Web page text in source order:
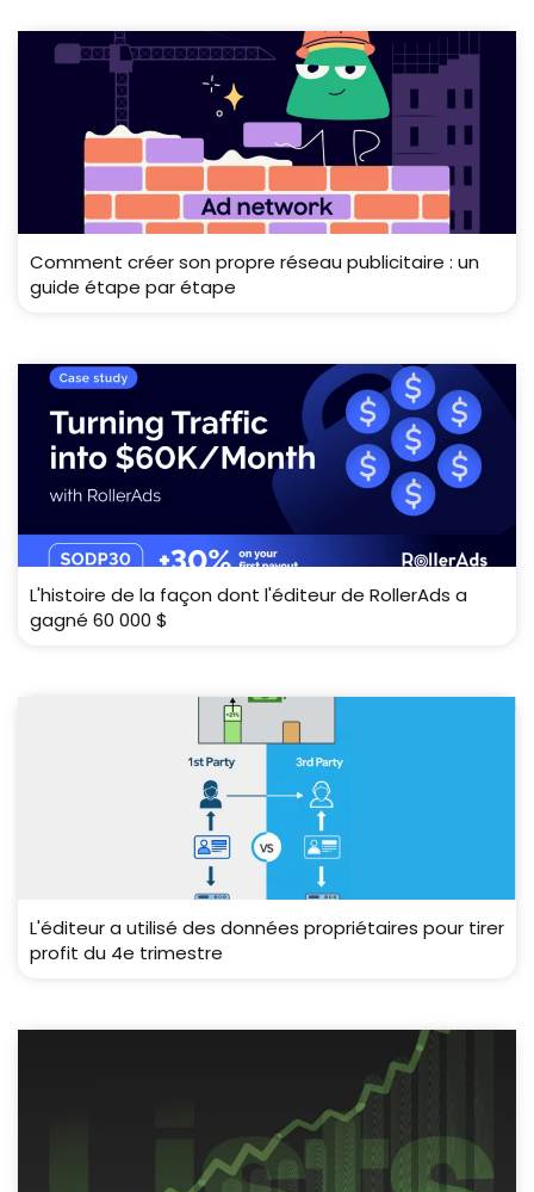
Comment créer son propre réseau publicitaire : un
guide étape par étape
L'histoire de la façon dont l'éditeur de RollerAds a
gagné 60 000 $
L'éditeur a utilisé des données propriétaires pour tirer
profit du 4e trimestre